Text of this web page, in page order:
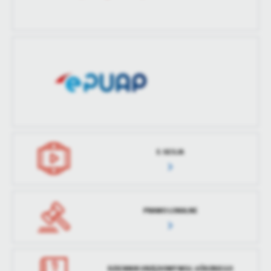
E-SESJA
PRAWO LOKALNE
DZIENNIK URZĘDOWY WOJ. ŁÓDZKIEGO